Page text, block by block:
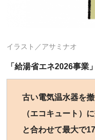
イラスト／アサミナオ
「給湯省エネ2026事業
古い電気温水器を
（エコキュート）
と合わせて最大で